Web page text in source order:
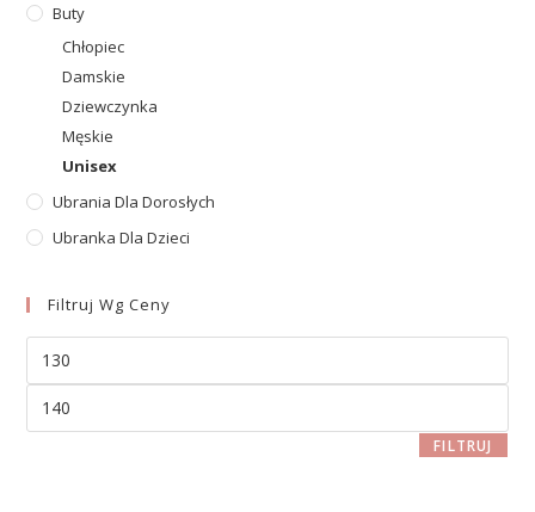
Buty
Chłopiec
Damskie
Dziewczynka
Męskie
Unisex
Ubrania Dla Dorosłych
Ubranka Dla Dzieci
Filtruj Wg Ceny
FILTRUJ